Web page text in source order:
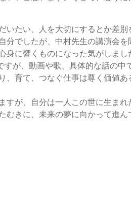
いたい、人を大切にするとか差
分でしたが、中村先生の講演会
に響くものになった気がしまし
が、動画や歌、具体的な話の中
育て、つなぐ仕事は尊く価値
が、自分は一人この世に生まれ
きに、未来の夢に向かって進ん